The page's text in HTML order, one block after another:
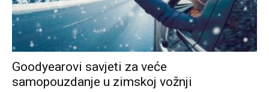
Goodyearovi savjeti za veće
samopouzdanje u zimskoj vožnji